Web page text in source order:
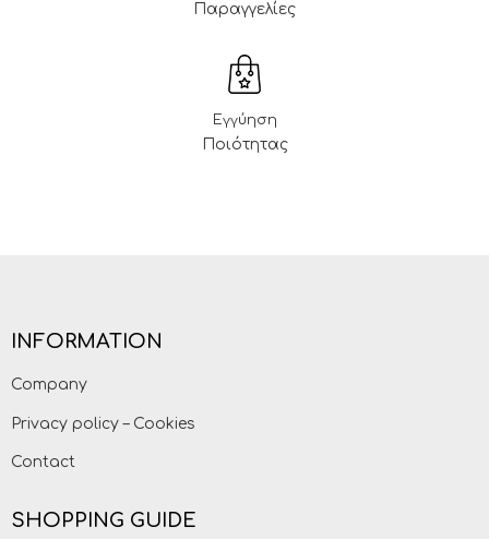
Παραγγελίες
Εγγύηση
Ποιότητας
INFORMATION
Company
Privacy policy – Cookies
Contact
SHOPPING GUIDE